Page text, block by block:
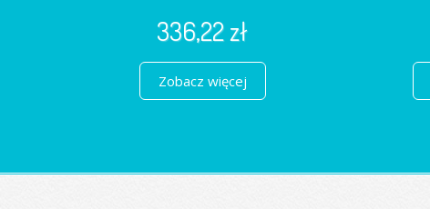
336,22 zł
Zobacz więcej